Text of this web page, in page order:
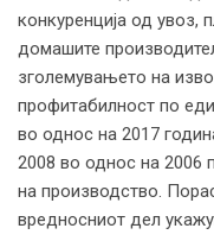
конкуренција од увоз,
домашите
зголемувањето на
профитабилност по
во однос на 2017
2008 во однос на 2006
на производство.
вредносниот дел